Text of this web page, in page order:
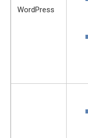
WordPress